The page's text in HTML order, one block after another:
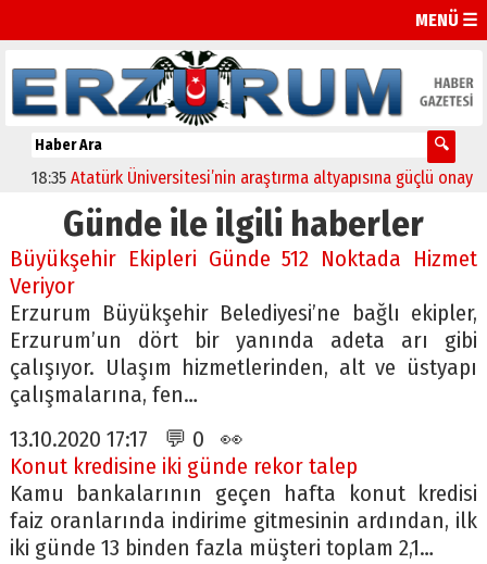
MENÜ ☰
18:35 Atatürk Üniversitesi’nin araştırma altyapısına güçlü onay
Günde ile ilgili haberler
Büyükşehir Ekipleri Günde 512 Noktada Hizmet
Veriyor
Erzurum Büyükşehir Belediyesi’ne bağlı ekipler,
Erzurum’un dört bir yanında adeta arı gibi
çalışıyor. Ulaşım hizmetlerinden, alt ve üstyapı
çalışmalarına, fen…
13.10.2020 17:17 💬 0 👀
Konut kredisine iki günde rekor talep
Kamu bankalarının geçen hafta konut kredisi
faiz oranlarında indirime gitmesinin ardından, ilk
iki günde 13 binden fazla müşteri toplam 2,1…